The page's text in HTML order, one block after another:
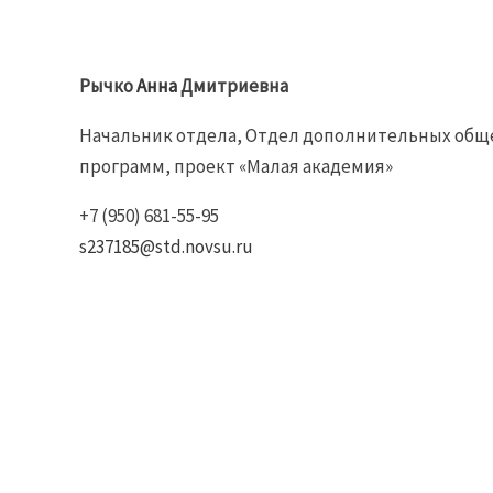
РычкоАннаДмитриевна
Начальник отдела, Отдел дополнительных
программ, проект «Малая академия»
+7 (950) 681-55-95
s237185@std.novsu.ru